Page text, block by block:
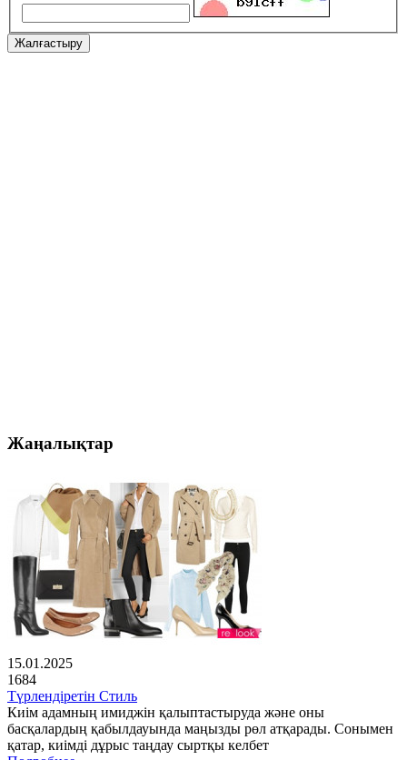
Жалғастыру
Жаңалықтар
15.01.2025
1684
Түрлендіретін Стиль
Киім адамның имиджін қалыптастыруда және оны
басқалардың қабылдауында маңызды рөл атқарады. Сонымен
қатар, киімді дұрыс таңдау сыртқы келбет